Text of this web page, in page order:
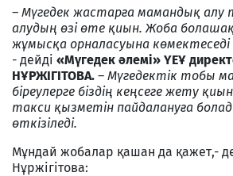
– Мүгедек жастарға мамандық алу
алудың өзі өте қиын. Жоба
жұмысқа орналасуына көмектеседі
- дейді «Мүгедек әлемі» ҮЕҰ
НҰРЖІГІТОВА. – Мүгедектік тобы
біреулерге біздің кеңсеге жету
такси қызметін пайдалануға
өткізіледі.
Мұндай жобалар қашан да қажет,-
Нұржігітова: